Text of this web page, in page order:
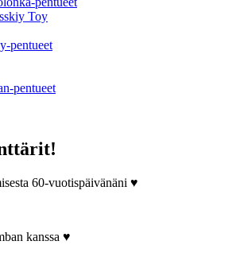
Toy
pentueet
pentueet
60-vuotispäivänäni ♥
kanssa ♥